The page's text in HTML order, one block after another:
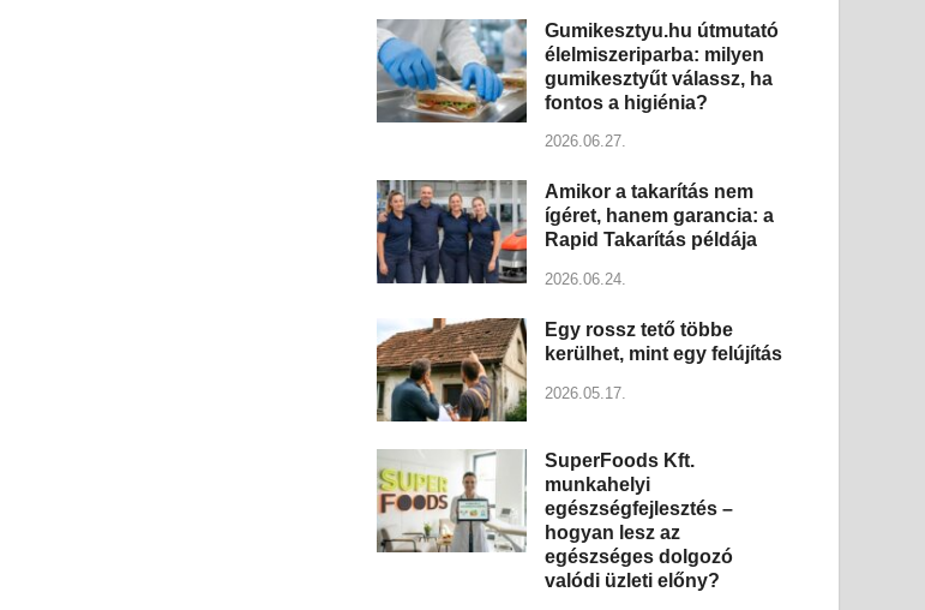
Gumikesztyu.hu útmutató
élelmiszeriparba: milyen
gumikesztyűt válassz, ha
fontos a higiénia?
2026.06.27.
Amikor a takarítás nem
ígéret, hanem garancia: a
Rapid Takarítás példája
2026.06.24.
Egy rossz tető többe
kerülhet, mint egy felújítás
2026.05.17.
SuperFoods Kft.
munkahelyi
egészségfejlesztés –
hogyan lesz az
egészséges dolgozó
valódi üzleti előny?